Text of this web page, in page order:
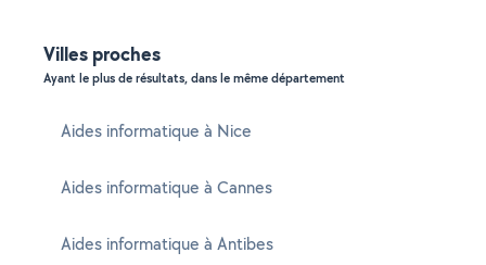
Villes proches
Ayant le plus de résultats, dans le même département
Aides informatique à Nice
Aides informatique à Cannes
Aides informatique à Antibes